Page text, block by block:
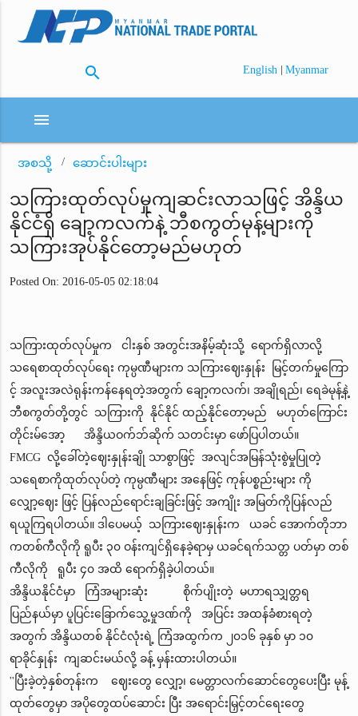
search English | Myanmar
menu
အစသို့ ဆောင်းပါးများ
သကြားထုတ်လုပ်မှုကျဆင်းလာသဖြင့် အိန္ဒိယ
နိုင်ငံရှိ ချော့ကလက်နဲ့ ဘီစကွတ်မုန့်များကို
သကြားအုပ်နိုင်တော့မည်မဟုတ်
Posted On: 2016-05-05 02:18:04
သကြားထုတ်လုပ်မှုက ငါးနှစ် အတွင်းအနိမ့်ဆုံးသို့ ရောက်ရှိလာလို့
သရေစာထုတ်လုပ်ရေး ကုမ္ပဏီများက သကြားဈေးနှုန်း မြင့်တက်မှုကြော
င့် အလူးအလဲရုန်းကန်နေရတဲ့အတွက် ချော့ကလက်၊ အချိုရည်၊ ရေခဲမုန့်နဲ့
ဘီစကွတ်တို့တွင် သကြားကို နိုင်နိုင် ထည့်နိုင်တော့မည် မဟုတ်ကြောင်း
တိုင်းမ်အော့ အိန္ဒိယဝက်ဘ်ဆိုက် သတင်းမှာ ဖော်ပြပါတယ်။
FMCG လို့ခေါ်တဲ့ဈေးနှုန်းချို သာစွာဖြင့် အလျင်အမြန်သုံးစွဲမှုပြုတဲ့
သရေစာကိုထုတ်လုပ်တဲ့ ကုမ္ပဏီများ အနေဖြင့် ကုန်ပစ္စည်းများ ကို
လျှော့ဈေး ဖြင့် ပြန်လည်ရောင်းချခြင်းဖြင့် အကျိုး အမြတ်ကိုပြန်လည်
ရယူကြရပါတယ်။ ဒါပေမယ့် သကြားဈေးနှုန်းက ယခင် အောက်တိုဘာ
ကတစ်ကီလိုကို ရူပီး ၃၀ ဝန်းကျင်ရှိနေခဲ့ရာမှ ယခင်ရက်သတ္တ ပတ်မှာ တစ်
ကီလိုကို ရူပီး ၄၀ အထိ ရောက်ရှိခဲ့ပါတယ်။
အိန္ဒိယနိုင်ငံမှာ ကြံအများဆုံး စိုက်ပျိုးတဲ့ မဟာရသျှတ္တရ
ပြည်နယ်မှာ ပူပြင်းခြောက်သွေ့မှုဒဏ်ကို အပြင်း အထန်ခံစားရတဲ့
အတွက် အိန္ဒိယတစ် နိုင်ငံလုံးရဲ့ ကြံအထွက်က ၂၀၁၆ ခုနှစ် မှာ ၁၀
ရာခိုင်နှုန်း ကျဆင်းမယ်လို့ ခန့် မှန်းထားပါတယ်။
''ပြီးခဲ့တဲ့နှစ်တုန်းက ဈေးတွေ လျှော့၊ မေတ္တာလက်ဆောင်တွေပေးပြီး မုန့်
ထုတ်တွေမှာ အပိုတွေထပ်ဆောင်း ပြီး အရောင်းမြှင့်တင်ရေးတွေ